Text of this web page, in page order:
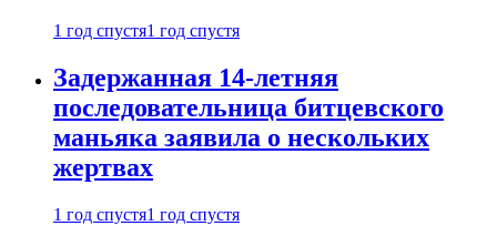
1 год спустя1 год спустя
Задержанная 14-летняя
последовательница битцевского
маньяка заявила о нескольких
жертвах
1 год спустя1 год спустя